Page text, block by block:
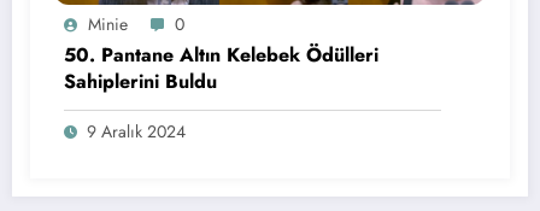
Minie 0
50. Pantane Altın Kelebek Ödülleri
Sahiplerini Buldu
9 Aralık 2024